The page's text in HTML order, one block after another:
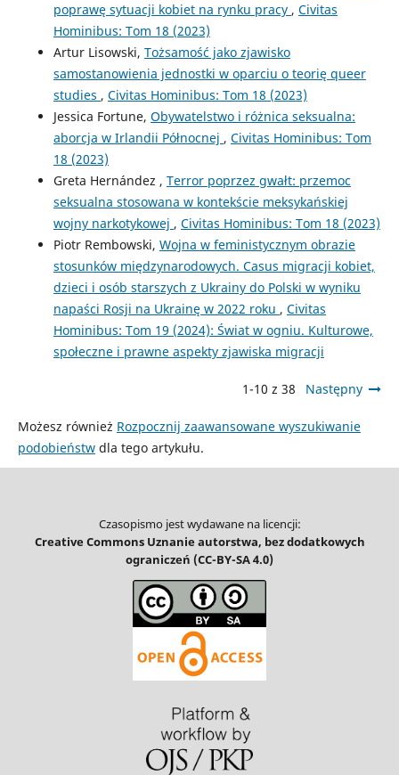
poprawę sytuacji kobiet na rynku pracy , Civitas
Hominibus: Tom 18 (2023)
Artur Lisowski, Tożsamość jako zjawisko
samostanowienia jednostki w oparciu o teorię queer
studies , Civitas Hominibus: Tom 18 (2023)
Jessica Fortune, Obywatelstwo i różnica seksualna:
aborcja w Irlandii Północnej , Civitas Hominibus: Tom
18 (2023)
Greta Hernández , Terror poprzez gwałt: przemoc
seksualna stosowana w kontekście meksykańskiej
wojny narkotykowej , Civitas Hominibus: Tom 18 (2023)
Piotr Rembowski, Wojna w feministycznym obrazie
stosunków międzynarodowych. Casus migracji kobiet,
dzieci i osób starszych z Ukrainy do Polski w wyniku
napaści Rosji na Ukrainę w 2022 roku , Civitas
Hominibus: Tom 19 (2024): Świat w ogniu. Kulturowe,
społeczne i prawne aspekty zjawiska migracji
1-10 z 38 Następny
Możesz również Rozpocznij zaawansowane wyszukiwanie
podobieństwdla tego artykułu.
Czasopismo jest wydawane na licencji:
Creative Commons Uznanie autorstwa, bez dodatkowych
ograniczeń (CC-BY-SA 4.0)